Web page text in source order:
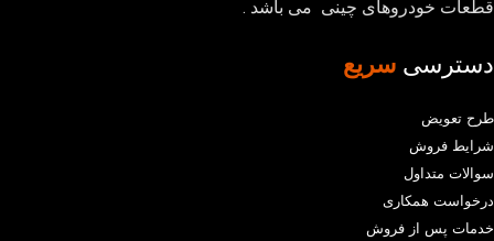
قطعات خودروهای چینی می باشد .
دسترسی سریع
طرح تعویض
شرایط فروش
سوالات متداول
درخواست همکاری
خدمات پس از فروش